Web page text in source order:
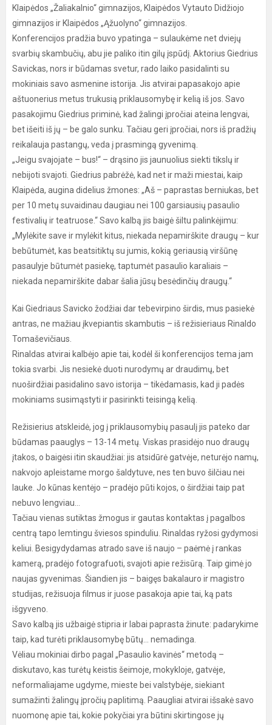
Klaipėdos „Žaliakalnio“ gimnazijos, Klaipėdos Vytauto Didžiojo
gimnazijos ir Klaipėdos „Ąžuolyno“ gimnazijos.
Konferencijos pradžia buvo ypatinga – sulaukėme net dviejų
svarbių skambučių, abu jie paliko itin gilų įspūdį. Aktorius Giedrius
Savickas, nors ir būdamas svetur, rado laiko pasidalinti su
mokiniais savo asmenine istorija. Jis atvirai papasakojo apie
aštuonerius metus trukusią priklausomybę ir kelią iš jos. Savo
pasakojimu Giedrius priminė, kad žalingi įpročiai ateina lengvai,
bet išeiti iš jų – be galo sunku. Tačiau geri įpročiai, nors iš pradžių
reikalauja pastangų, veda į prasmingą gyvenimą.
„Jeigu svajojate – bus!“ – drąsino jis jaunuolius siekti tikslų ir
nebijoti svajoti. Giedrius pabrėžė, kad net ir maži miestai, kaip
Klaipėda, augina didelius žmones: „Aš – paprastas berniukas, bet
per 10 metų suvaidinau daugiau nei 100 garsiausių pasaulio
festivalių ir teatruose.“ Savo kalbą jis baigė šiltu palinkėjimu:
„Mylėkite save ir mylėkit kitus, niekada nepamirškite draugų – kur
bebūtumėt, kas beatsitiktų su jumis, kokią geriausią viršūnę
pasaulyje būtumėt pasiekę, taptumėt pasaulio karaliais –
niekada nepamirškite dabar šalia jūsų besėdinčių draugų.“
Kai Giedriaus Savicko žodžiai dar tebevirpino širdis, mus pasiekė
antras, ne mažiau įkvepiantis skambutis – iš režisieriaus Rinaldo
Tomaševičiaus.
Rinaldas atvirai kalbėjo apie tai, kodėl ši konferencijos tema jam
tokia svarbi. Jis nesiekė duoti nurodymų ar draudimų, bet
nuoširdžiai pasidalino savo istorija – tikėdamasis, kad ji padės
mokiniams susimąstyti ir pasirinkti teisingą kelią.
Režisierius atskleidė, jog į priklausomybių pasaulį jis pateko dar
būdamas paauglys – 13-14 metų. Viskas prasidėjo nuo draugų
įtakos, o baigėsi itin skaudžiai: jis atsidūrė gatvėje, neturėjo namų,
nakvojo apleistame morgo šaldytuve, nes ten buvo šilčiau nei
lauke. Jo kūnas kentėjo – pradėjo pūti kojos, o širdžiai taip pat
nebuvo lengviau...
Tačiau vienas sutiktas žmogus ir gautas kontaktas į pagalbos
centrą tapo lemtingu šviesos spinduliu. Rinaldas ryžosi gydymosi
keliui. Besigydydamas atrado save iš naujo – paėmė į rankas
kamerą, pradėjo fotografuoti, svajoti apie režisūrą. Taip gimė jo
naujas gyvenimas. Šiandien jis – baigęs bakalauro ir magistro
studijas, režisuoja filmus ir juose pasakoja apie tai, ką pats
išgyveno.
Savo kalbą jis užbaigė stipria ir labai paprasta žinute: padarykime
taip, kad turėti priklausomybę būtų… nemadinga.
Vėliau mokiniai dirbo pagal „Pasaulio kavinės“ metodą –
diskutavo, kas turėtų keistis šeimoje, mokykloje, gatvėje,
neformaliajame ugdyme, mieste bei valstybėje, siekiant
sumažinti žalingų įpročių paplitimą. Paaugliai atvirai išsakė savo
nuomonę apie tai, kokie pokyčiai yra būtini skirtingose jų